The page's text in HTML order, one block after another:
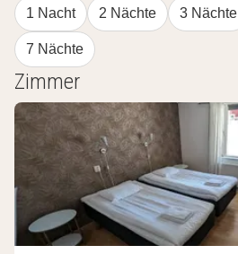
1 Nacht 2 Nächte 3 Nächte
7 Nächte
Zimmer